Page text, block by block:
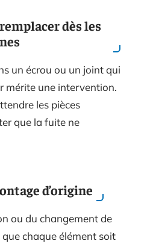
dès les
un écrou ou un joint qui
mérite une intervention.
les pièces
que la fuite ne
d’origine
ou du changement de
chaque élément soit